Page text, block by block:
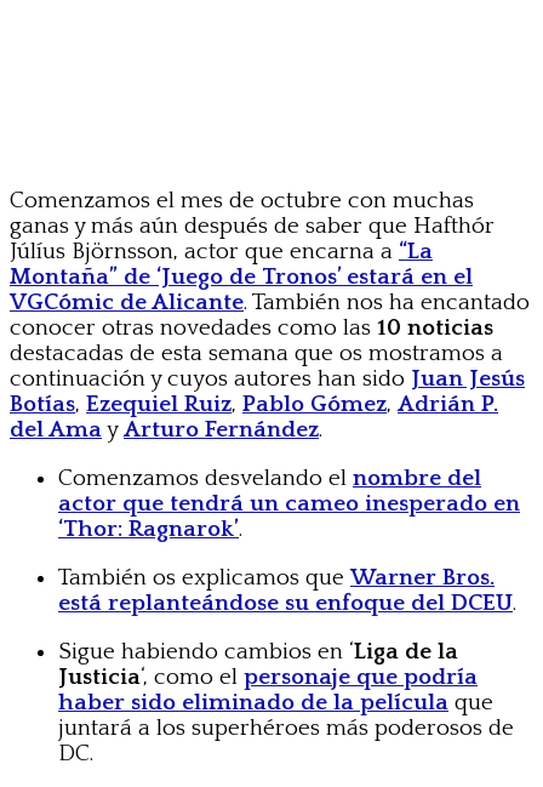
Comenzamos el mes de octubre con muchas
ganas y más aún después de saber que Hafthór
Júlíus Björnsson, actor que encarna a “La
Montaña” de ‘Juego de Tronos’ estará en el
VGCómic de Alicante. También nos ha encantado
conocer otras novedades como las 10 noticias
destacadas de esta semana que os mostramos a
continuación y cuyos autores han sido Juan Jesús
Botías, Ezequiel Ruiz, Pablo Gómez, Adrián P.
del AmayArturo Fernández.
Comenzamos desvelando el nombre del
actor que tendrá un cameo inesperado en
‘Thor: Ragnarok’.
También os explicamos queWarner Bros.
está replanteándose su enfoque del DCEU.
Sigue habiendo cambios en ‘Liga de la
Justicia‘, como el personaje que podría
haber sido eliminado de la película que
juntará a los superhéroes más poderosos de
DC.